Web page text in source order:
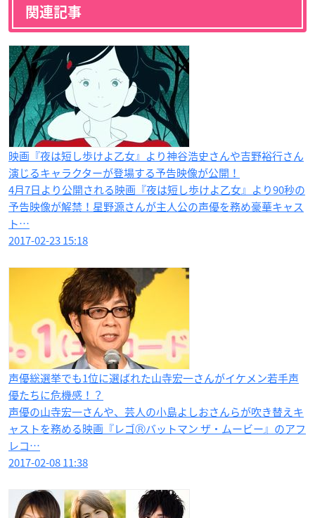
関連記事
映画『夜は短し歩けよ乙女』より神谷浩史さんや吉野裕行さん
演じるキャラクターが登場する予告映像が公開！
4月7日より公開される映画『夜は短し歩けよ乙女』より90秒の
予告映像が解禁！星野源さんが主人公の声優を務め豪華キャス
ト…
2017-02-23 15:18
声優総選挙でも1位に選ばれた山寺宏一さんがイケメン若手声
優たちに危機感！？
声優の山寺宏一さんや、芸人の小島よしおさんらが吹き替えキ
ャストを務める映画『レゴⓇバットマン ザ・ムービー』のアフ
レコ…
2017-02-08 11:38